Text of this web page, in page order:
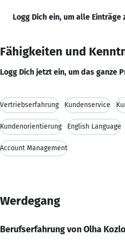
Logg Dich ein, um alle Einträge
Fähigkeiten und
Logg Dich jetzt ein, um das ganze
Vertriebserfahrung Kundenservice
Kundenorientierung English Language
Account Management
Werdegang
Berufserfahrung von Olha